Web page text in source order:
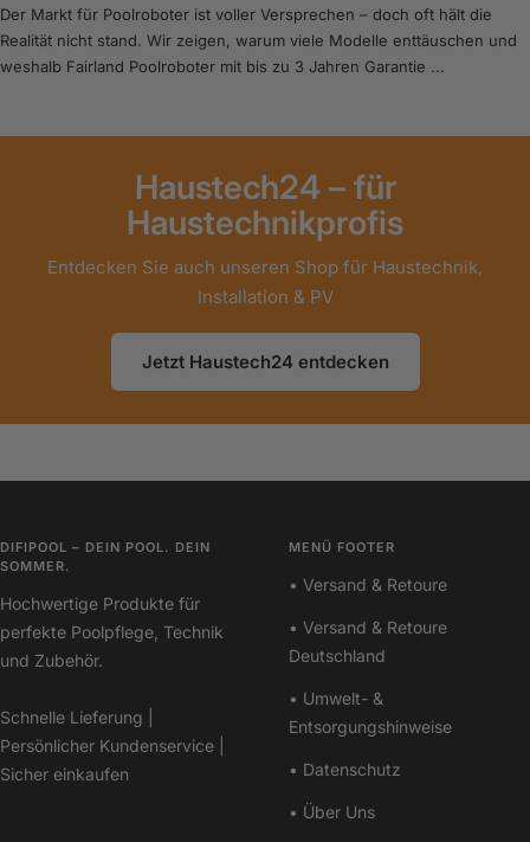
Der Markt für Poolroboter ist voller Versprechen – doch oft hält die
Realität nicht stand. Wir zeigen, warum viele Modelle enttäuschen und
weshalb Fairland Poolroboter mit bis zu 3 Jahren Garantie ...
Haustech24 – für
Haustechnikprofis
Entdecken Sie auch unseren Shop für Haustechnik,
Installation & PV
Jetzt Haustech24 entdecken
DIFIPOOL – DEIN POOL. DEIN
SOMMER.
Hochwertige Produkte für
perfekte Poolpflege, Technik
und Zubehör.
Schnelle Lieferung |
Persönlicher Kundenservice |
Sicher einkaufen
MENÜ FOOTER
• Versand & Retoure
• Versand & Retoure
Deutschland
• Umwelt- &
Entsorgungshinweise
• Datenschutz
• Über Uns